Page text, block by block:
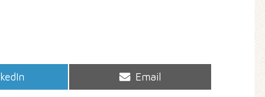
Share
Email